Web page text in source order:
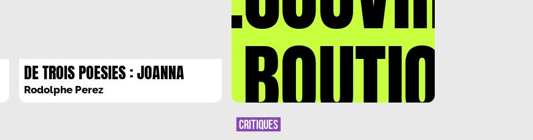
DE TROIS POESIES : JOANNA
DUNIS, VIRGINIE POITRASSON,
Rodolphe Perez LA BOUTIQUE
CRITIQUES